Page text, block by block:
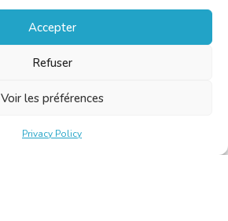
Accepter
Refuser
Voir les préférences
Privacy Policy